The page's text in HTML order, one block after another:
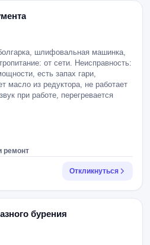
шлифовальная машинка,
от сети. Неисправность:
есть запах гари,
масло из редуктора, не работает
при работе, перегревается
ремонт
Откликнуться
бурения